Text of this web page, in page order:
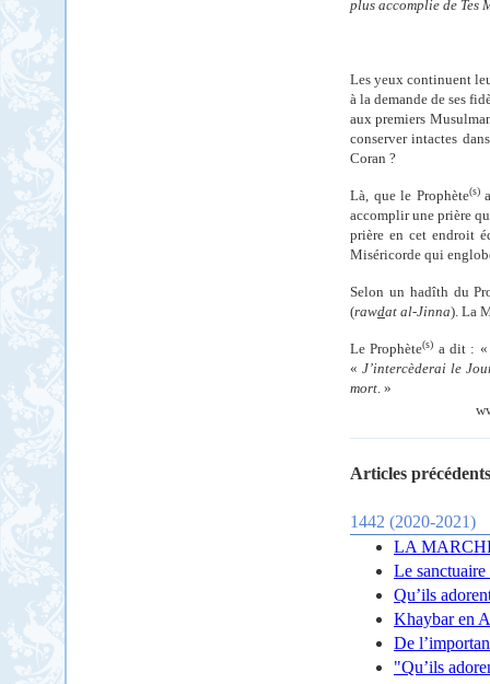
plus accomplie de Tes
Les yeux continuent
à la demande de ses
aux premiers
conserver intactes
Coran ?
Là, que le Prophète(s)a
accomplir une prière
prière en cet endroit
Miséricorde qui
Selon un hadîth du
(rawdat al-Jinna). La
Le Prophète(s) a dit :
«J’intercèderai le
mort. »
Articles
1442 (2020-2021)
LA
Le
Qu’ils
Khaybar en
De
"Qu’ils